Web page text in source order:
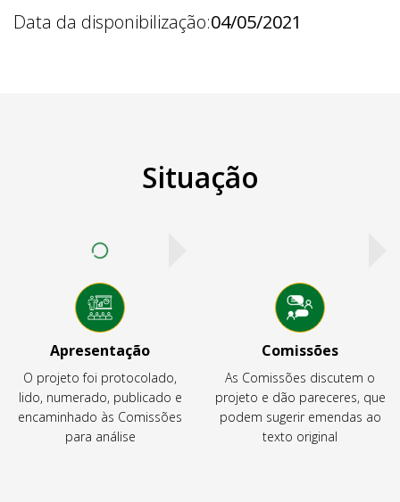
Data da disponibilização:04/05/2021
Situação
Apresentação
O projeto foi protocolado,
lido, numerado, publicado e
encaminhado às Comissões
para análise
Comissões
As Comissões discutem o
projeto e dão pareceres, que
podem sugerir emendas ao
texto original